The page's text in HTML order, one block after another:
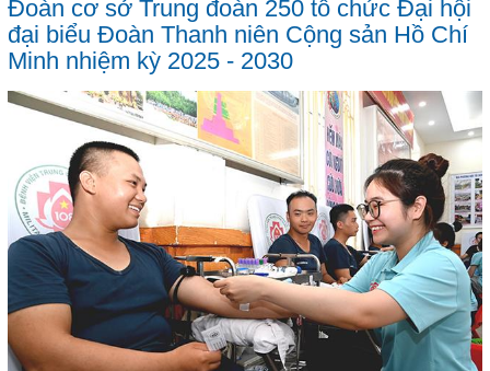
Đoàn cơ sở Trung đoàn 250 tổ chức Đại hội
đại biểu Đoàn Thanh niên Cộng sản Hồ Chí
Minh nhiệm kỳ 2025 - 2030